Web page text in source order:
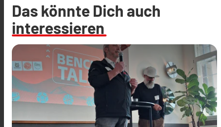
Das könnte Dich auch
interessieren